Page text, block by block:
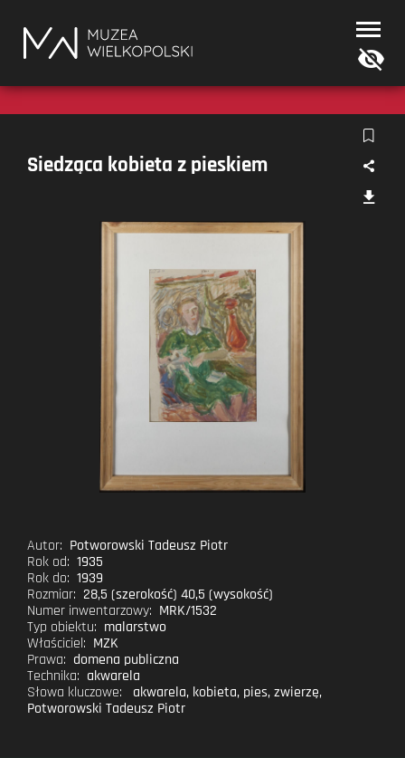
Muzea
Wielkopolski
Siedząca kobieta z pieskiem
Autor: Potworowski Tadeusz Piotr
Rok od: 1935
Rok do: 1939
Rozmiar: 28,5 (szerokość) 40,5 (wysokość)
Numer inwentarzowy: MRK/1532
Typ obiektu: malarstwo
Właściciel: MZK
Prawa: domena publiczna
Technika: akwarela
Słowa kluczowe:
akwarela, kobieta, pies,zwierzę,
Potworowski Tadeusz Piotr